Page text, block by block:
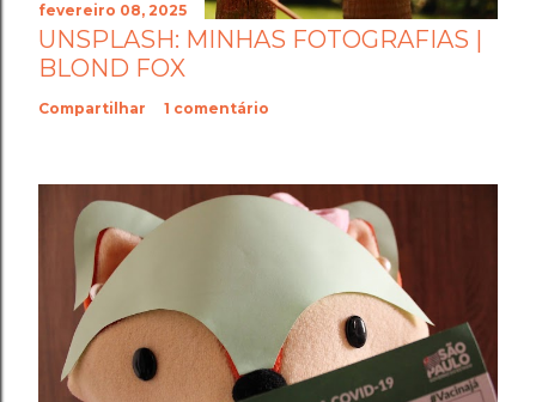
fevereiro 08, 2025
UNSPLASH: MINHAS FOTOGRAFIAS |
BLOND FOX
Compartilhar 1 comentário